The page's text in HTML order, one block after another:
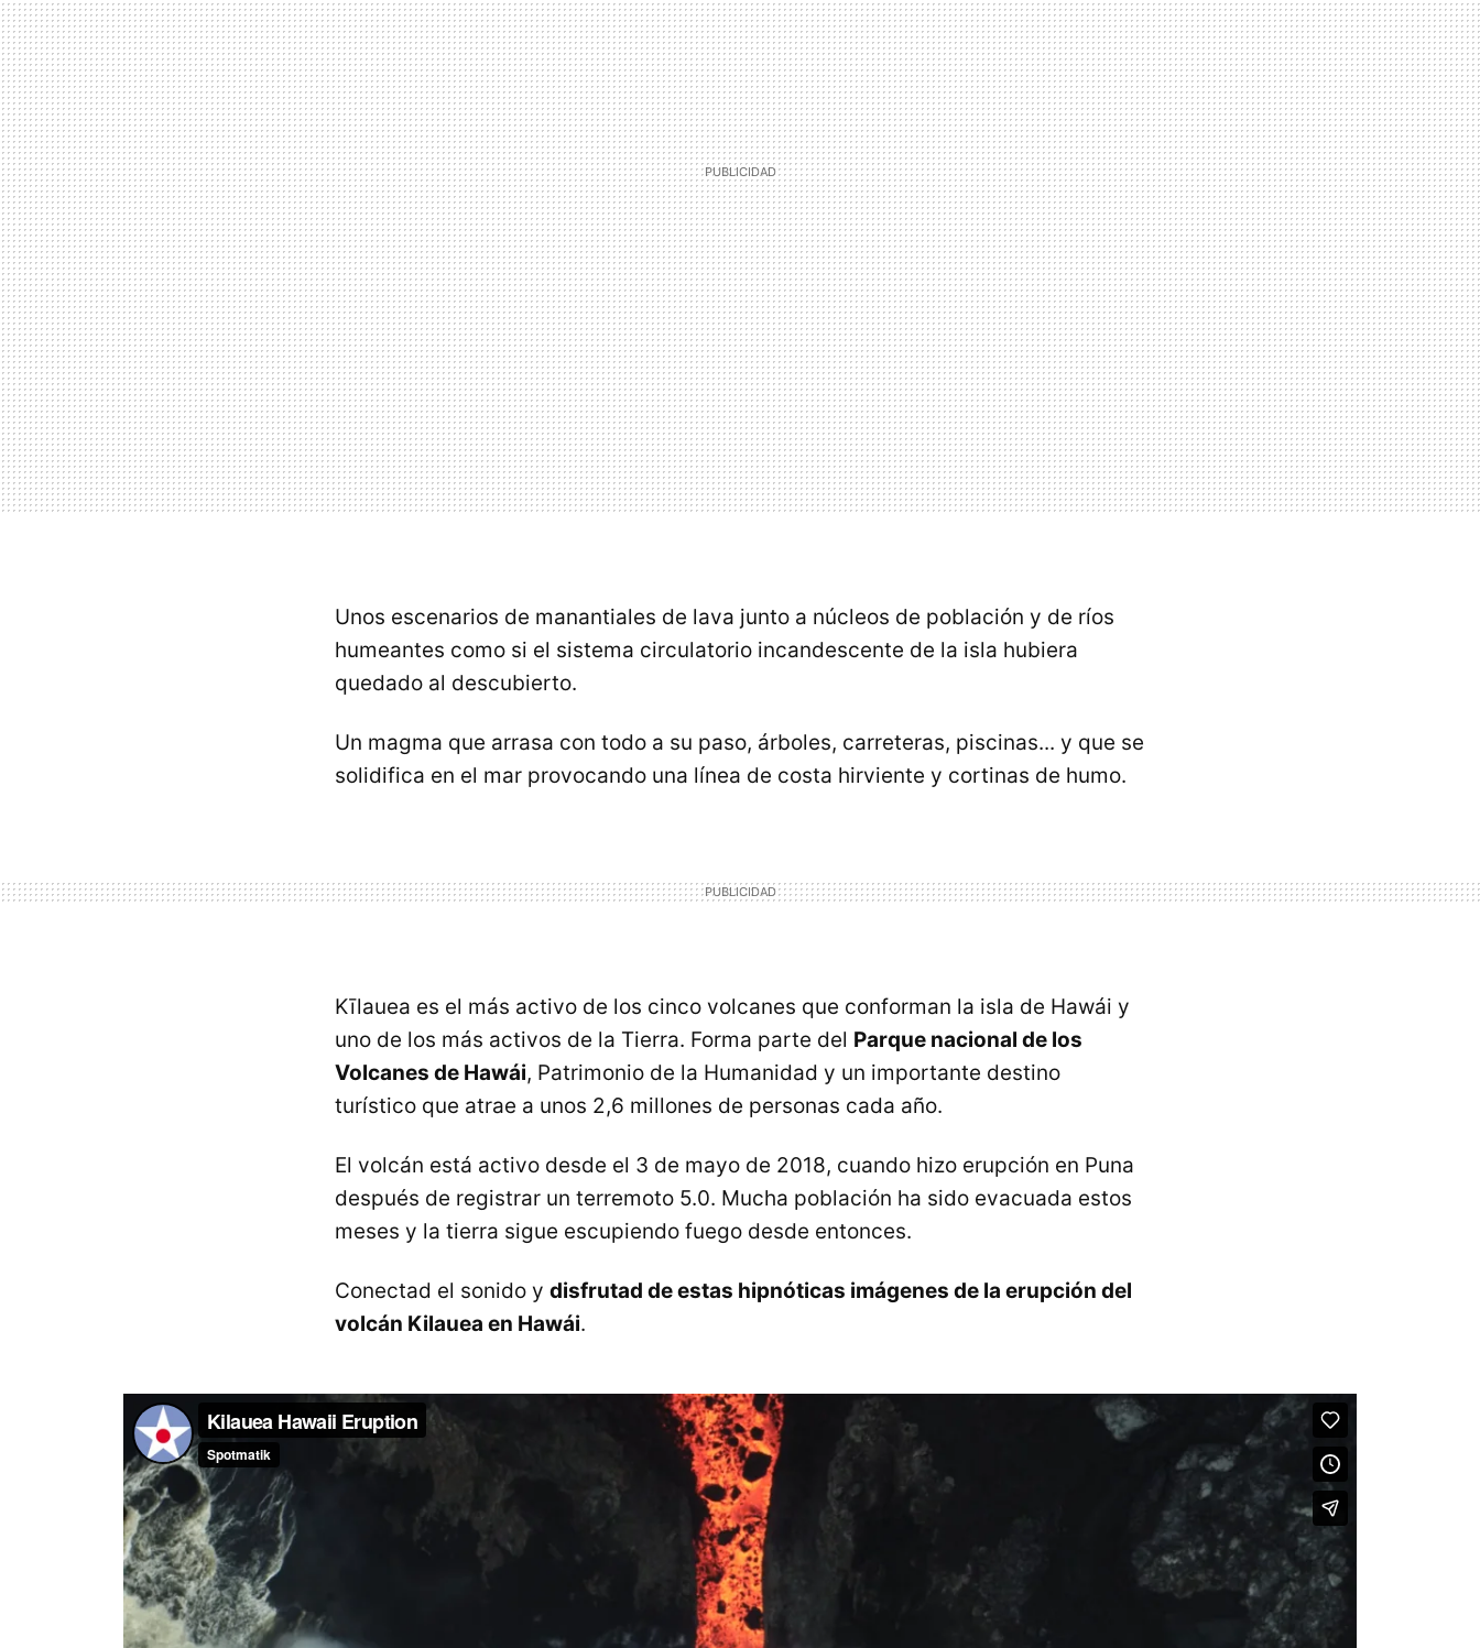
Unos escenarios de manantiales de lava junto a núcleos de población y de ríos
humeantes como si el sistema circulatorio incandescente de la isla hubiera
quedado al descubierto.
Un magma que arrasa con todo a su paso, árboles, carreteras, piscinas... y que se
solidifica en el mar provocando una línea de costa hirviente y cortinas de humo.
Kīlauea es el más activo de los cinco volcanes que conforman la isla de Hawái y
uno de los más activos de la Tierra. Forma parte del Parque nacional de los
Volcanes de Hawái, Patrimonio de la Humanidad y un importante destino
turístico que atrae a unos 2,6 millones de personas cada año.
El volcán está activo desde el 3 de mayo de 2018, cuando hizo erupción en Puna
después de registrar un terremoto 5.0. Mucha población ha sido evacuada estos
meses y la tierra sigue escupiendo fuego desde entonces.
Conectad el sonido y disfrutad de estas hipnóticas imágenes de la erupción del
volcán Kilauea en Hawái.